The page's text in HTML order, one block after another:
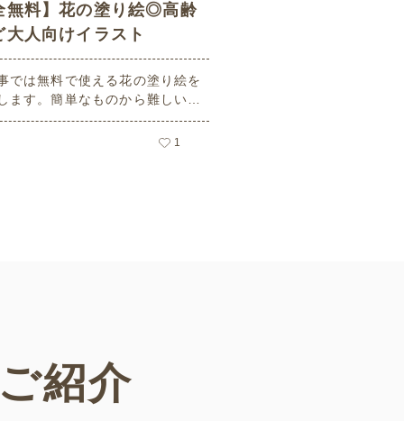
無料】花の塗り絵◎高齢
大人向けイラスト
では無料で使える花の塗り絵を
ます。簡単なものから難しい大
者向けのものまでバリエーショ
で、塗り方もそれぞれ楽しめま
1
紹介